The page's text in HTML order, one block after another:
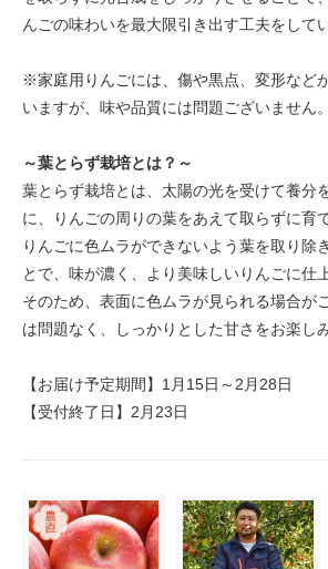
んごの味わいを最大限引き出す工夫をして
※家庭用りんごには、傷や黒点、変形など
いますが、味や品質には問題ございません。
～葉とらず栽培とは？～
葉とらず栽培とは、太陽の光を受けて養分
に、りんごの周りの葉をあえて取らずに育
りんごに色ムラができないよう葉を取り除
とで、味が濃く、より美味しいりんごに仕
そのため、表面に色ムラが見られる場合が
は問題なく、しっかりとした甘さをお楽し
【お届け予定期間】1月15日～2月28日
【受付終了日】2月23日